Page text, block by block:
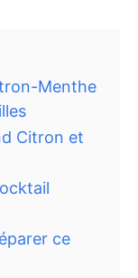
Menthe
Citron et
ce